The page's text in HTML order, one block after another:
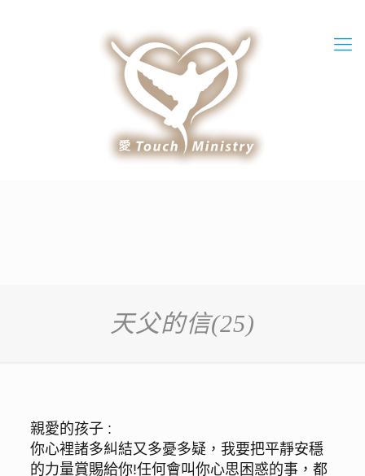
天父的信(25)
親愛的孩子 :
你心裡諸多糾結又多憂多疑，我要把平靜安穩
的力量賞賜給你!任何會叫你心思困惑的事，都